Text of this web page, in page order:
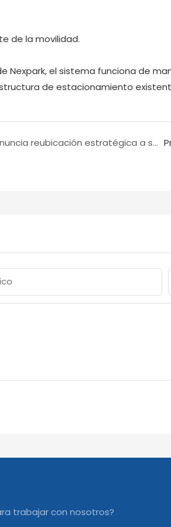
de la movilidad.
Nexpark, el sistema funciona de
de estacionamiento
Zionpark anuncia reubicación estratégica a su nueva sede
trabajar con nosotros?